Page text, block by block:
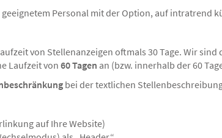
Personal mit der Option, auf intratrend
von Stellenanzeigen oftmals 30 Tage. Wir
Laufzeit von 60 Tagen an (bzw. innerhalb der 60
bei der textlichen
auf Ihre Website)